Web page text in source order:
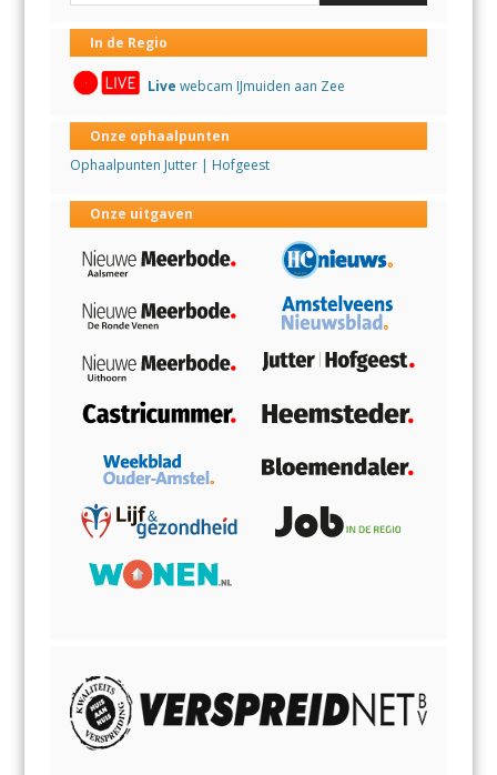
In de Regio
Live webcam IJmuiden aan Zee
Onze ophaalpunten
Ophaalpunten Jutter | Hofgeest
Onze uitgaven